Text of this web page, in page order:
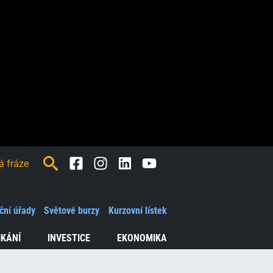
INVESTICE EKONOMIKA
úřady Světové burzy Kurzovní lístek
FacebookInstagramLinkedInYoutube